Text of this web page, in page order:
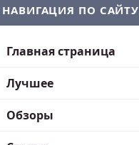
НАВИГАЦИЯ ПО САЙТУ
Главная страница
Лучшее
Обзоры